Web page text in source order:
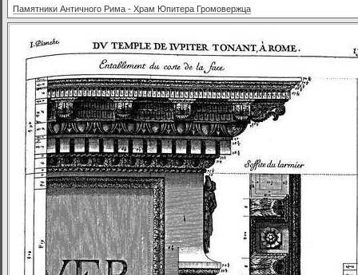
Памятники Античного Рима - Храм Юпитера Громовержца